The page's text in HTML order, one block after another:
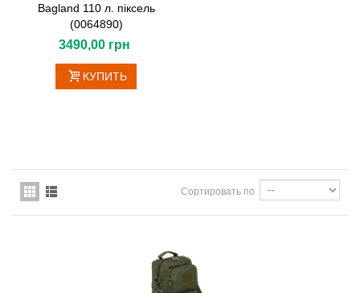
Bagland 110 л. піксель
(0064890)
3490,00 грн
КУПИТЬ
Сортировать по